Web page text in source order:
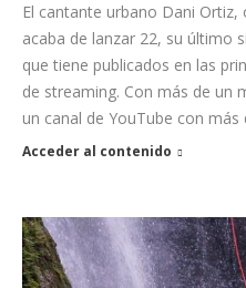
El cantante urbano Dani
acaba de lanzar 22, su último
que tiene publicados en las
de streaming. Con más de un
un canal de YouTube con
Acceder al contenido